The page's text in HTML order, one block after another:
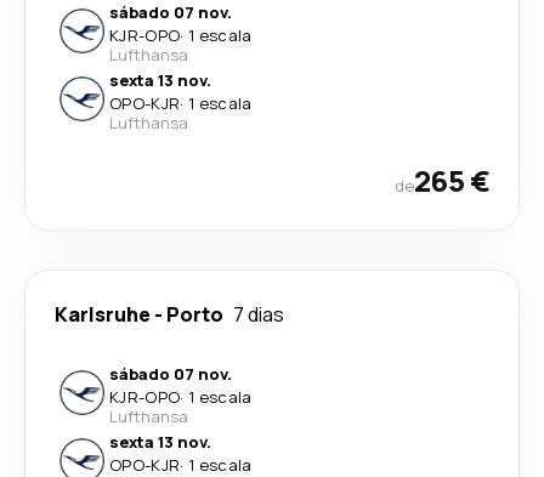
sábado 07 nov.
KJR-OPO· 1 escala
Lufthansa
sexta 13 nov.
OPO-KJR· 1 escala
Lufthansa
de265 €
Karlsruhe - Porto 7 dias
sábado 07 nov.
KJR-OPO· 1 escala
Lufthansa
sexta 13 nov.
OPO-KJR· 1 escala